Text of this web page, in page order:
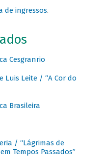
de ingressos.
Cesgranrio
Luis Leite / “A Cor do
Brasileira
/ “Lágrimas de
Tempos Passados”